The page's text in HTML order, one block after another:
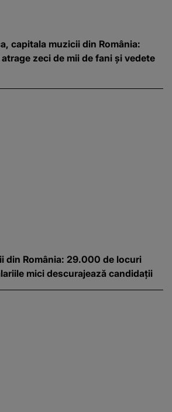
capitala muzicii din România:
zeci de mii de fani și vedete
din România: 29.000 de locuri
mici descurajează candidații